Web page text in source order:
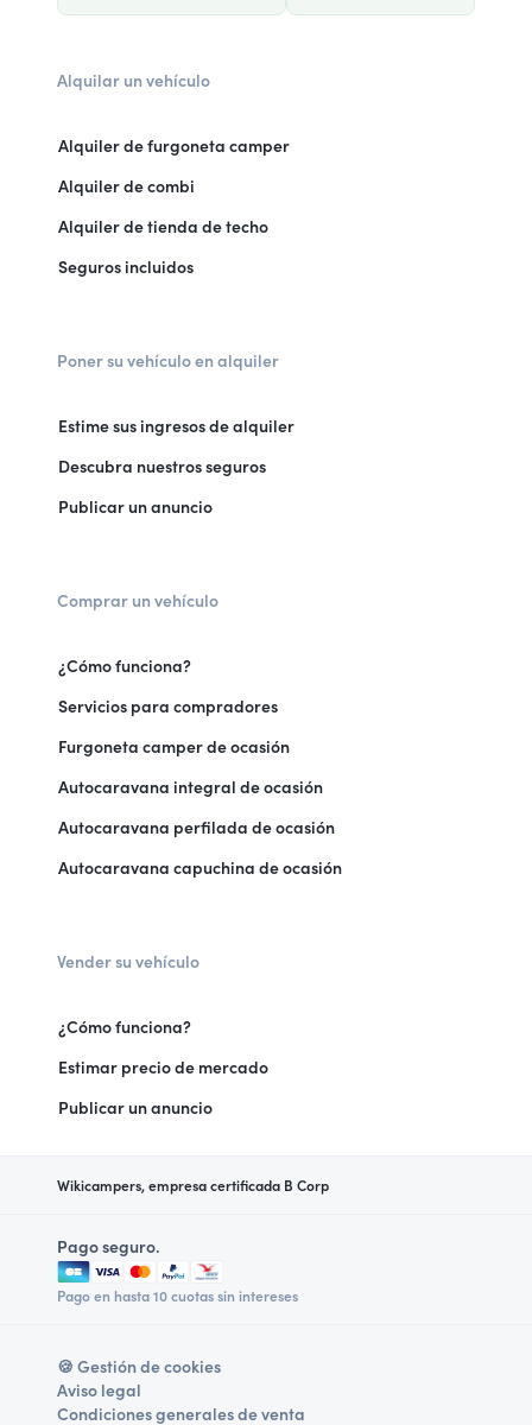
Alquilar un vehículo
Alquiler de furgoneta camper
Alquiler de combi
Alquiler de tienda de techo
Seguros incluidos
Poner su vehículo en alquiler
Estime sus ingresos de alquiler
Descubra nuestros seguros
Publicar un anuncio
Comprar un vehículo
¿Cómo funciona?
Servicios para compradores
Furgoneta camper de ocasión
Autocaravana integral de ocasión
Autocaravana perfilada de ocasión
Autocaravana capuchina de ocasión
Vender su vehículo
¿Cómo funciona?
Estimar precio de mercado
Publicar un anuncio
Wikicampers, empresa certificada B Corp
Pago seguro.
Pago en hasta 10 cuotas sin intereses
🍪 Gestión de cookies
Aviso legal
Condiciones generales de venta